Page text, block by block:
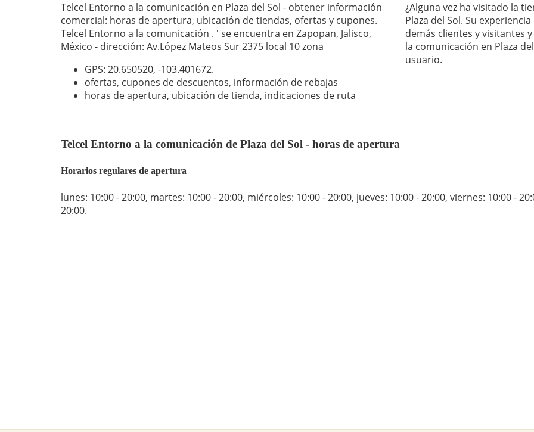
Telcel Entorno a la comunicación en Plaza del Sol - obtener información
comercial: horas de apertura, ubicación de tiendas, ofertas y cupones.
Telcel Entorno a la comunicación . ' se encuentra en Zapopan, Jalisco,
México - dirección: Av.López Mateos Sur 2375 local 10 zona
GPS: 20.650520, -103.401672.
ofertas, cupones de descuentos, información de rebajas
horas de apertura, ubicación de tienda, indicaciones de ruta
¿Alguna vez ha visitado la
Plaza del Sol. Su
demás clientes y visitantes
la comunicación en Plaza
usuario.
Telcel Entorno a la comunicación de Plaza del Sol - horas de apertura
Horarios regulares de apertura
lunes: 10:00 - 20:00, martes: 10:00 - 20:00, miércoles: 10:00 - 20:00, jueves: 10:00 - 20:00, viernes: 10:00 -
20:00.